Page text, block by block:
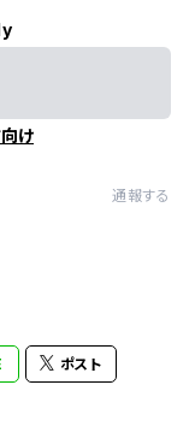
け
通報する
ポスト